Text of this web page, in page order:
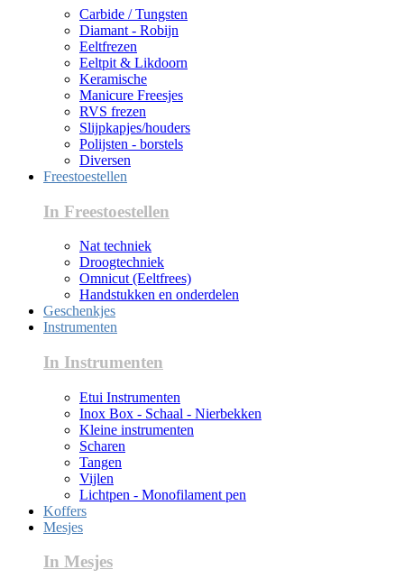
Carbide / Tungsten
Diamant - Robijn
Eeltfrezen
Eeltpit & Likdoorn
Keramische
Manicure Freesjes
RVS frezen
Slijpkapjes/houders
Polijsten - borstels
Diversen
Freestoestellen
In Freestoestellen
Nat techniek
Droogtechniek
Omnicut (Eeltfrees)
Handstukken en onderdelen
Geschenkjes
Instrumenten
In Instrumenten
Etui Instrumenten
Inox Box - Schaal - Nierbekken
Kleine instrumenten
Scharen
Tangen
Vijlen
Lichtpen - Monofilament pen
Koffers
Mesjes
In Mesjes